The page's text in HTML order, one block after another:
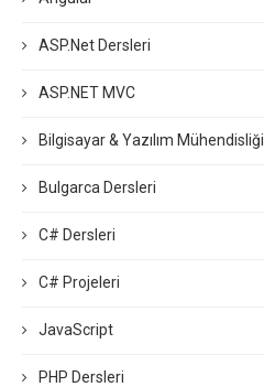
ASP.Net Dersleri
ASP.NET MVC
Bilgisayar & Yazılım Mühendisliği
Bulgarca Dersleri
C# Dersleri
C# Projeleri
JavaScript
PHP Dersleri